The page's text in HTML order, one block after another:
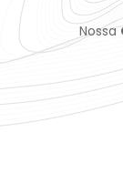
Nossa